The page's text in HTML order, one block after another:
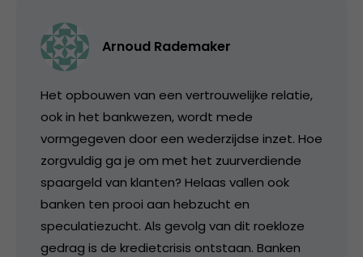
Arnoud Rademaker
Het opbouwen van een vertrouwelijke relatie,
ook in het bankwezen, wordt mede
vormgegeven door een wederzijdse inzet. Hoe
zorgvuldig ga je om met het zuurverdiende
spaargeld van klanten? Helaas vallen ook
banken ten prooi aan hebzucht en
speculatiezucht. Als gevolg van dit roekloze
gedrag is de kredietcrisis ontstaan. Banken